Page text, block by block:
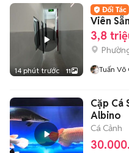
14 phút trước 11
Viên
ĐH VUH
3,8
Tuấn Võ
Cặp Cá
Albino
Cá Cảnh